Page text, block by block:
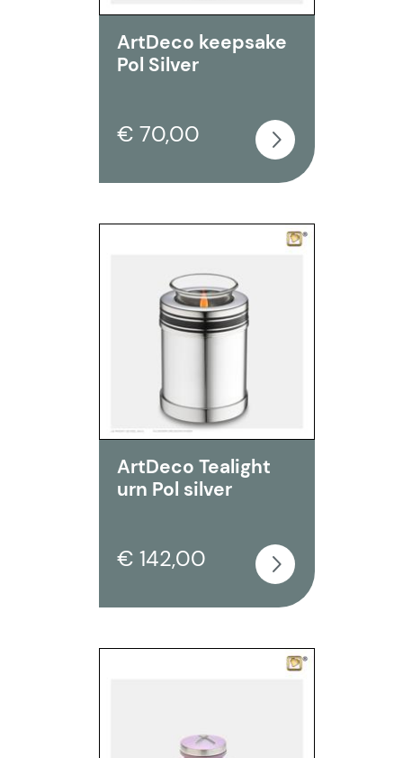
ArtDeco keepsake
Pol Silver
€ 70,00
ArtDeco Tealight
urn Pol silver
€ 142,00